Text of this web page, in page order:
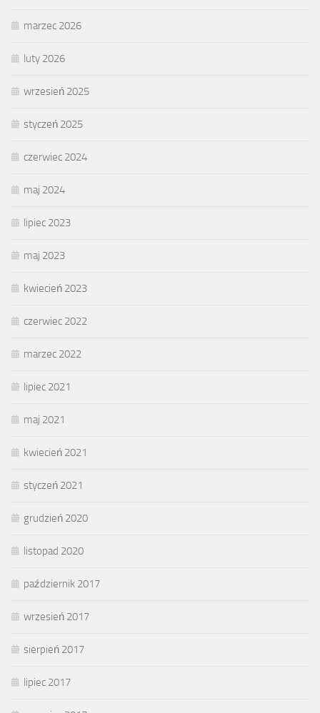
marzec 2026
luty 2026
wrzesień 2025
styczeń 2025
czerwiec 2024
maj 2024
lipiec 2023
maj 2023
kwiecień 2023
czerwiec 2022
marzec 2022
lipiec 2021
maj 2021
kwiecień 2021
styczeń 2021
grudzień 2020
listopad 2020
październik 2017
wrzesień 2017
sierpień 2017
lipiec 2017